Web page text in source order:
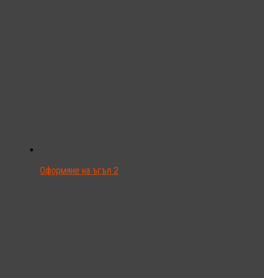
Оформяне на ъгъл 2